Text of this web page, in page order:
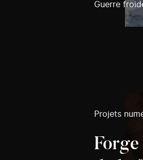
Guerre
Projets